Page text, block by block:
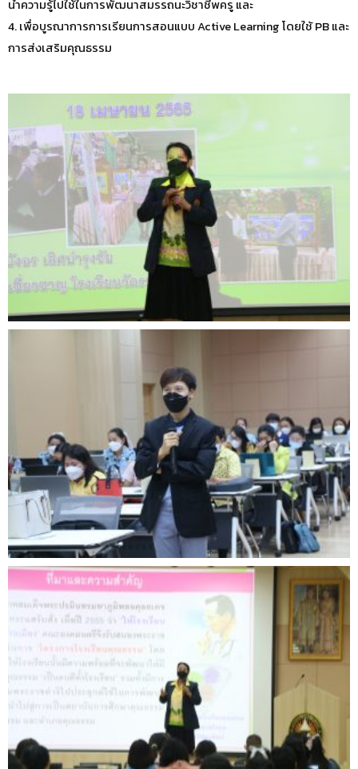
นำความรู้ไปใช้ในการพัฒนาสมรรถนะวิชาชีพครู และ
4. เพื่อบูรณาการการเรียนการสอนแบบ Active Learning โดยใช้ PB และ
การส่งเสริมคุณธรรม